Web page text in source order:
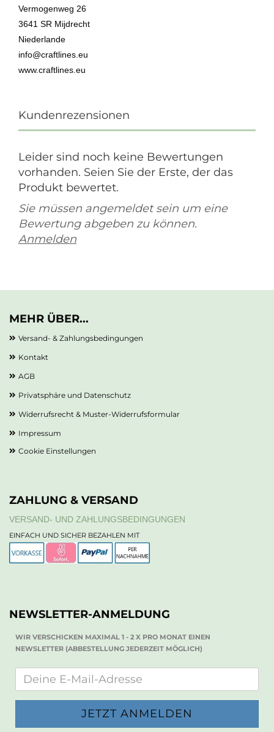
Vermogenweg 26
3641 SR Mijdrecht
Niederlande
info@craftlines.eu
www.craftlines.eu
Kundenrezensionen
Leider sind noch keine Bewertungen
vorhanden. Seien Sie der Erste, der das
Produkt bewertet.
Sie müssen angemeldet sein um eine
Bewertung abgeben zu können.
Anmelden
MEHR ÜBER...
Versand- & Zahlungsbedingungen
Kontakt
AGB
Privatsphäre und Datenschutz
Widerrufsrecht & Muster-Widerrufsformular
Impressum
Cookie Einstellungen
ZAHLUNG & VERSAND
VERSAND- UND ZAHLUNGSBEDINGUNGEN
EINFACH UND SICHER BEZAHLEN MIT
NEWSLETTER-ANMELDUNG
WIR VERSCHICKEN MAXIMAL 1 - 2 X PRO MONAT EINEN
NEWSLETTER (ABBESTELLUNG JEDERZEIT MÖGLICH)